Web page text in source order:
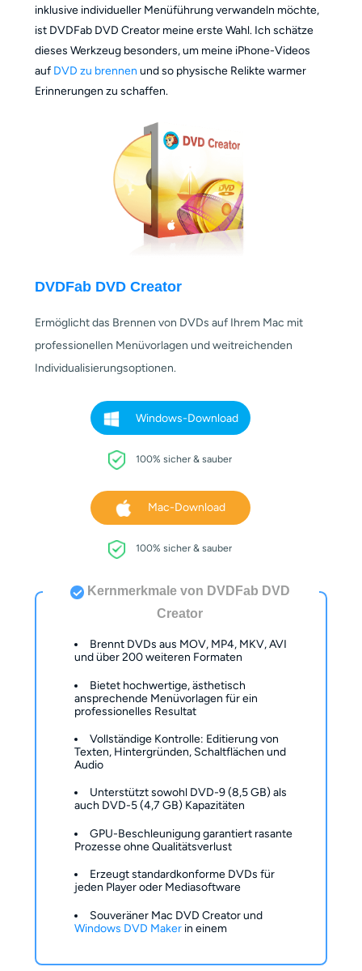
inklusive individueller Menüführung verwandeln möchte,
ist DVDFab DVD Creator meine erste Wahl. Ich schätze
dieses Werkzeug besonders, um meine iPhone-Videos
auf DVD zu brennen und so physische Relikte warmer
Erinnerungen zu schaffen.
DVDFab DVD Creator
Ermöglicht das Brennen von DVDs auf Ihrem Mac mit
professionellen Menüvorlagen und weitreichenden
Individualisierungsoptionen.
Windows-Download
100% sicher & sauber
Mac-Download
100% sicher & sauber
Kernmerkmale von DVDFab DVD
Creator
Brennt DVDs aus MOV, MP4, MKV, AVI
und über 200 weiteren Formaten
Bietet hochwertige, ästhetisch
ansprechende Menüvorlagen für ein
professionelles Resultat
Vollständige Kontrolle: Editierung von
Texten, Hintergründen, Schaltflächen und
Audio
Unterstützt sowohl DVD-9 (8,5 GB) als
auch DVD-5 (4,7 GB) Kapazitäten
GPU-Beschleunigung garantiert rasante
Prozesse ohne Qualitätsverlust
Erzeugt standardkonforme DVDs für
jeden Player oder Mediasoftware
Souveräner Mac DVD Creator und
Windows DVD Maker in einem